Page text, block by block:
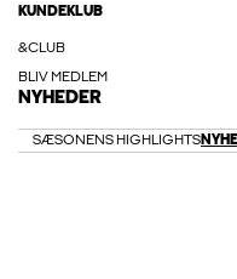
KUNDEKLUB
&CLUB
BLIV MEDLEM
NYHEDER
SÆSONENS HIGHLIGHTS